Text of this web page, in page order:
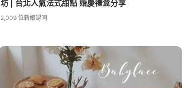
坊 | 台北人氣法式甜點 婚慶禮盒分享
2,009 位新娘認同